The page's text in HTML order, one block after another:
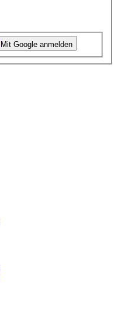
Mit Google anmelden